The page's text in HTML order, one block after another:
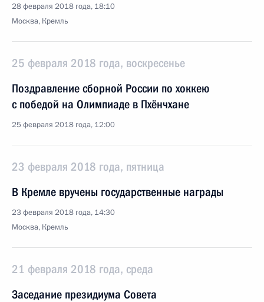
28 февраля 2018 года, 18:10
Москва, Кремль
25 февраля 2018 года, воскресенье
Поздравление сборной России по хоккею
с победой на Олимпиаде в Пхёнчхане
25 февраля 2018 года, 12:00
23 февраля 2018 года, пятница
В Кремле вручены государственные награды
23 февраля 2018 года, 14:30
Москва, Кремль
21 февраля 2018 года, среда
Заседание президиума Совета